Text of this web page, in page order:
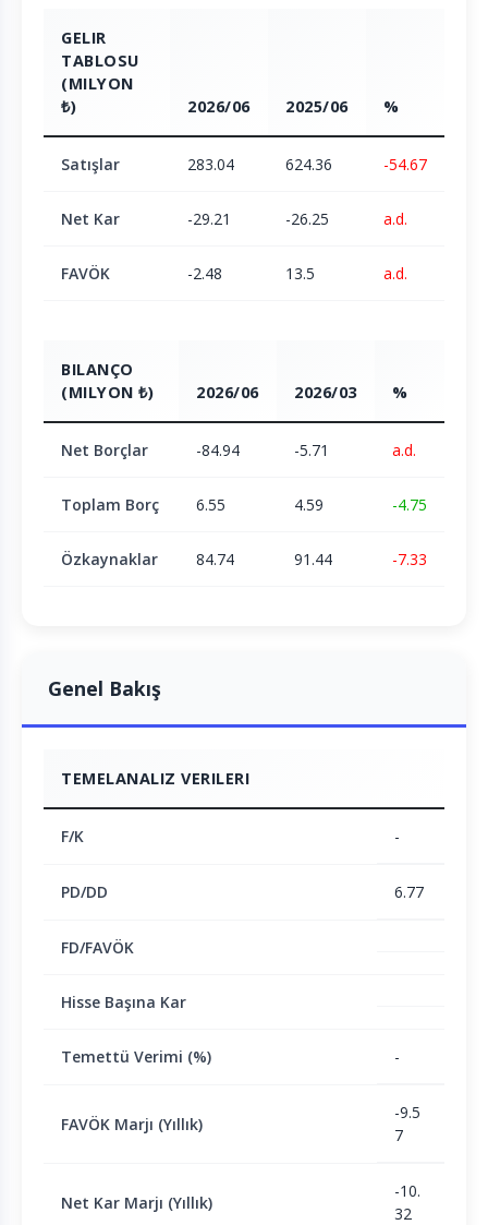
GELIR
TABLOSU
(MILYON
₺)
2026/06 2025/06 %
Satışlar 283.04 624.36 -54.67
Net Kar -29.21 -26.25 a.d.
FAVÖK -2.48 13.5 a.d.
BILANÇO
(MILYON ₺)
2026/06 2026/03 %
Net Borçlar -84.94 -5.71 a.d.
Toplam Borç 6.55 4.59 -4.75
Özkaynaklar 84.74 91.44 -7.33
Genel Bakış
TEMELANALIZ VERILERI
F/K -
PD/DD 6.77
FD/FAVÖK
Hisse Başına Kar
Temettü Verimi (%) -
FAVÖK Marjı (Yıllık)
-9.5
7
Net Kar Marjı (Yıllık)
-10.
32